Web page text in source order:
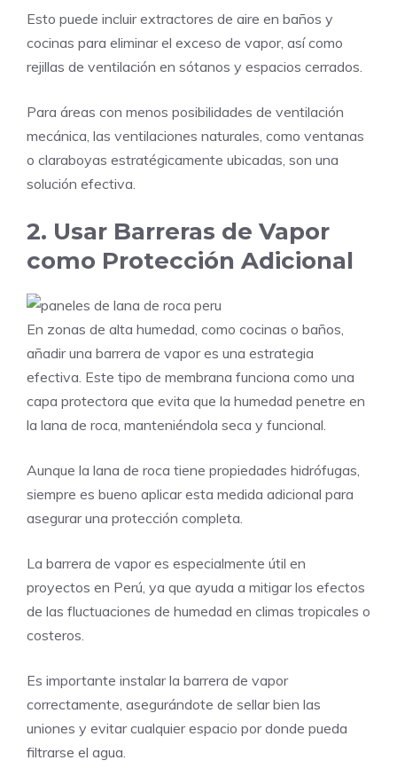
Esto puede incluir extractores de aire en baños y
cocinas para eliminar el exceso de vapor, así como
rejillas de ventilación en sótanos y espacios cerrados.
Para áreas con menos posibilidades de ventilación
mecánica, las ventilaciones naturales, como ventanas
o claraboyas estratégicamente ubicadas, son una
solución efectiva.
2. Usar Barreras de Vapor
como Protección Adicional
En zonas de alta humedad, como cocinas o baños,
añadir una barrera de vapor es una estrategia
efectiva. Este tipo de membrana funciona como una
capa protectora que evita que la humedad penetre en
la lana de roca, manteniéndola seca y funcional.
Aunque la lana de roca tiene propiedades hidrófugas,
siempre es bueno aplicar esta medida adicional para
asegurar una protección completa.
La barrera de vapor es especialmente útil en
proyectos en Perú, ya que ayuda a mitigar los efectos
de las fluctuaciones de humedad en climas tropicales o
costeros.
Es importante instalar la barrera de vapor
correctamente, asegurándote de sellar bien las
uniones y evitar cualquier espacio por donde pueda
filtrarse el agua.